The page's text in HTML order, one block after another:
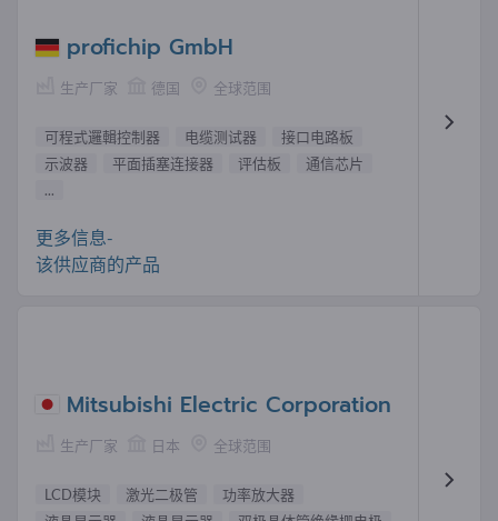
profichip GmbH
生产厂家 德国 全球范围
可程式邏輯控制器 电缆测试器
接口电路板
示波器
平面插塞连接器 评估板
通信芯片
...
更多信息-
该供应商的产品
Mitsubishi Electric Corporation
生产厂家 日本 全球范围
LCD模块 激光二极管
功率放大器